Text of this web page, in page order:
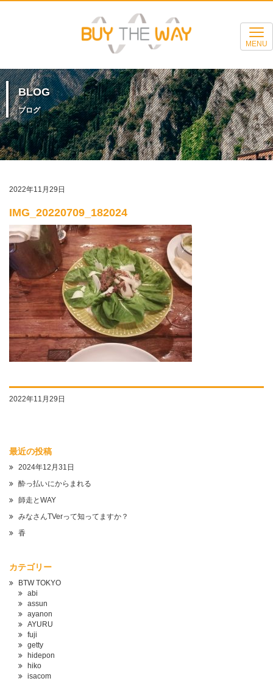
MENU
BLOG
ブログ
2022年11月29日
IMG_20220709_182024
2022年11月29日
最近の投稿
2024年12月31日
酔っ払いにからまれる
師走とWAY
みなさんTVerって知ってますか？
香
カテゴリー
BTW TOKYO
abi
assun
ayanon
AYURU
fuji
getty
hidepon
hiko
isacom